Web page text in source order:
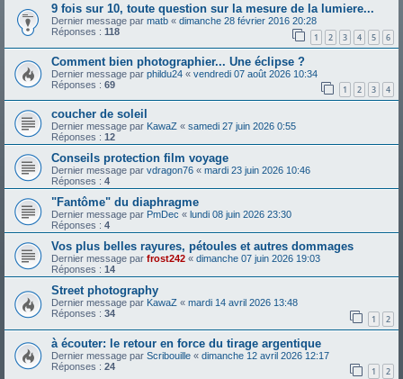
9 fois sur 10, toute question sur la mesure de la lumiere...
Dernier message par matb « dimanche 28 février 2016 20:28
Réponses : 118 1 2 3 4 5 6
Comment bien photographier... Une éclipse ?
Dernier message par phildu24 « vendredi 07 août 2026 10:34
Réponses : 69 1 2 3 4
coucher de soleil
Dernier message par KawaZ « samedi 27 juin 2026 0:55
Réponses : 12
Conseils protection film voyage
Dernier message par vdragon76 « mardi 23 juin 2026 10:46
Réponses : 4
"Fantôme" du diaphragme
Dernier message par PmDec « lundi 08 juin 2026 23:30
Réponses : 4
Vos plus belles rayures, pétoules et autres dommages
Dernier message par frost242 « dimanche 07 juin 2026 19:03
Réponses : 14
Street photography
Dernier message par KawaZ « mardi 14 avril 2026 13:48
Réponses : 34 1 2
à écouter: le retour en force du tirage argentique
Dernier message par Scribouille « dimanche 12 avril 2026 12:17
Réponses : 24 1 2